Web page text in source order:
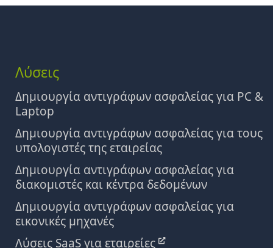
Λύσεις
Δημιουργία αντιγράφων ασφαλείας για PC &
Laptop
Δημιουργία αντιγράφων ασφαλείας για τους
υπολογιστές της εταιρείας
Δημιουργία αντιγράφων ασφαλείας για
διακομιστές και κέντρα δεδομένων
Δημιουργία αντιγράφων ασφαλείας για
εικονικές μηχανές
Λύσεις SaaS για εταιρείες